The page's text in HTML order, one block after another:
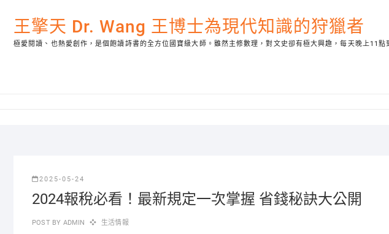
content王擎天 Dr. Wang 王博士為現代知識的狩獵者
極愛閱讀、也熱愛創作，是個飽讀詩書的全方位國寶級大師。雖然主修數理，對文史卻有極大興趣，每天晚上11
2025-05-24
2024報稅必看！最新規定一次掌握 省錢秘訣大公開
POST BY ADMIN 生活情報